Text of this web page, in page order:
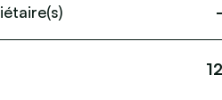
-
12